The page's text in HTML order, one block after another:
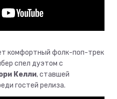
комфортный фолк-поп-трек
спел дуэтом с
Келли, ставшей
гостей релиза.